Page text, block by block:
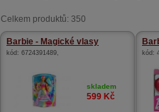
Celkem produktů: 350
Barbie - Magické vlasy
kód: 6724391489,
skladem
599 Kč
kód: